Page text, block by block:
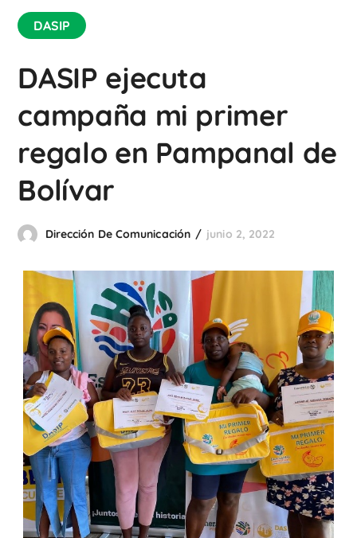
DASIP
DASIP ejecuta
campaña mi primer
regalo en Pampanal de
Bolívar
Dirección De Comunicación junio 2, 2022